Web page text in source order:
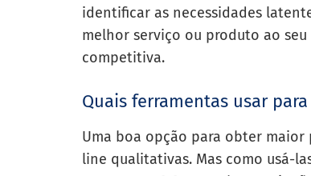
identificar as necessidades
melhor serviço ou produto ao
competitiva.
Quais ferramentas usar
Uma boa opção para obter
line qualitativas. Mas como usá-